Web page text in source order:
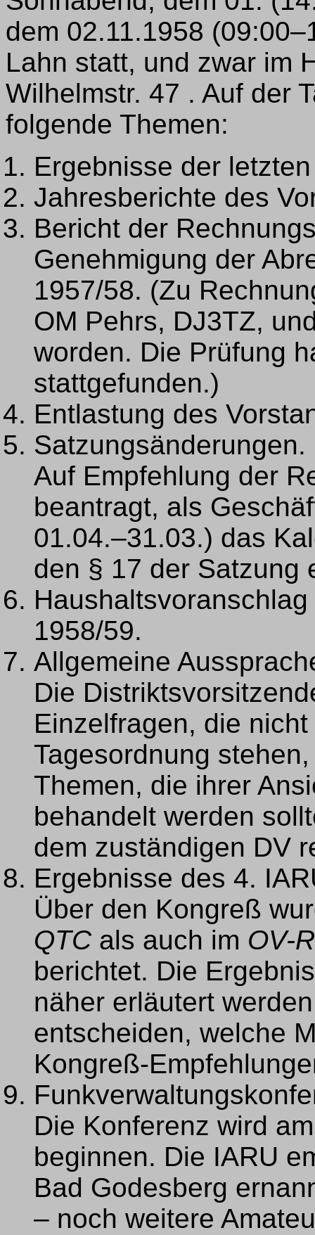
dem 02.11.1958
Lahn statt, und zwar im
Wilhelmstr. 47 . Auf der
folgende Themen:
Ergebnisse der
Jahresberichte des
Bericht der
Genehmigung der
1957/58. (Zu
OM Pehrs, DJ3TZ,
worden. Die Prüfung
stattgefunden.)
Entlastung des
Satzungsänderungen.
Auf Empfehlung der
beantragt, als
01.04.–31.03.) das
den § 17 der Satzung
1958/59.
Allgemeine
Die
Einzelfragen, die
Tagesordnung
Themen, die ihrer
behandelt werden
dem zuständigen DV
Ergebnisse des 4.
Über den Kongreß
QTCals auch im OV-
berichtet. Die
näher erläutert
entscheiden, welche
Kongreß-
Die Konferenz wird
beginnen. Die IARU
Bad Godesberg
– noch weitere